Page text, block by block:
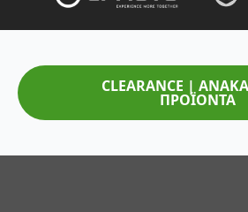
CLEARANCE |
ΠΡΟΪΟΝΤΑ